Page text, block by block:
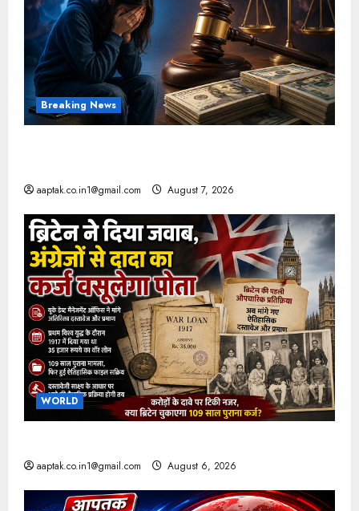
Breaking News
aaptak.co.in1@gmail.com August 7, 2026
WORLD
aaptak.co.in1@gmail.com August 6, 2026